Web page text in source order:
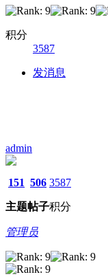
积分
3587
发消息
admin
151
主题
506
帖子
3587
积分
管理员